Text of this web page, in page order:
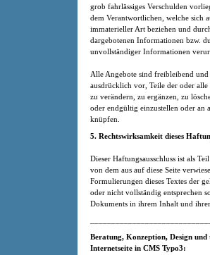
grob fahrlässiges Verschulden
dem Verantwortlichen, welche sich
immaterieller Art beziehen und
dargebotenen Informationen bzw.
unvollständiger Informationen
Alle Angebote sind freibleibend
ausdrücklich vor, Teile der oder
zu verändern, zu ergänzen, zu
oder endgültig einzustellen oder an
knüpfen.
5. Rechtswirksamkeit dieses
Dieser Haftungsausschluss ist als
von dem aus auf diese Seite
Formulierungen dieses Textes der
oder nicht vollständig entsprechen
Dokuments in ihrem Inhalt und
Beratung, Konzeption, Design und
Internetseite in CMS Typo3: